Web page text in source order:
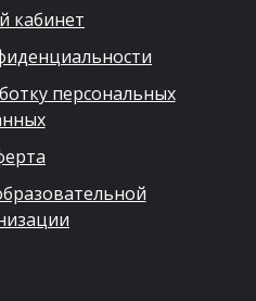
кабинет
персональных